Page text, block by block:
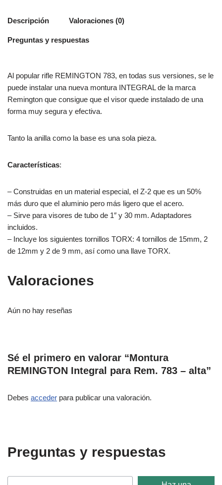
Descripción Valoraciones (0)
Preguntas y respuestas
Al popular rifle REMINGTON 783, en todas sus versiones, se le
puede instalar una nueva montura INTEGRAL de la marca
Remington que consigue que el visor quede instalado de una
forma muy segura y efectiva.
Tanto la anilla como la base es una sola pieza.
Características:
– Construidas en un material especial, el Z-2 que es un 50%
más duro que el aluminio pero más ligero que el acero.
– Sirve para visores de tubo de 1″ y 30 mm. Adaptadores
incluidos.
– Incluye los siguientes tornillos TORX: 4 tornillos de 15mm, 2
de 12mm y 2 de 9 mm, así como una llave TORX.
Valoraciones
Aún no hay reseñas
Sé el primero en valorar “Montura
REMINGTON Integral para Rem. 783 – alta”
Debes acceder para publicar una valoración.
Preguntas y respuestas